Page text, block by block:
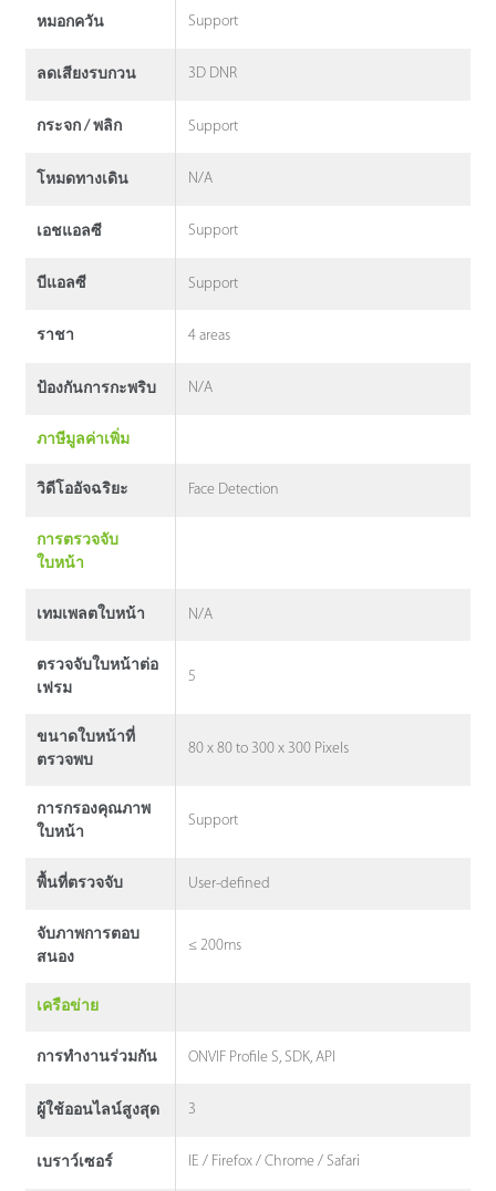
หมอกควัน Support
ลดเสียงรบกวน 3D DNR
กระจก / พลิก Support
โหมดทางเดิน N/A
เอชแอลซี Support
บีแอลซี Support
ราชา 4 areas
ป้องกันการกะพริบ N/A
ภาษีมูลค่าเพิ่ม
วิดีโออัจฉริยะ Face Detection
การตรวจจับ
ใบหน้า
เทมเพลตใบหน้า N/A
ตรวจจับใบหน้าต่อ
เฟรม
5
ขนาดใบหน้าที่
ตรวจพบ
80 x 80 to 300 x 300 Pixels
การกรองคุณภาพ
ใบหน้า
Support
พื้นที่ตรวจจับ User-defined
จับภาพการตอบ
สนอง
≤ 200ms
เครือข่าย
การทํางานร่วมกัน ONVIF Profile S, SDK, API
ผู้ใช้ออนไลน์สูงสุด 3
เบราว์เซอร์ IE / Firefox / Chrome / Safari